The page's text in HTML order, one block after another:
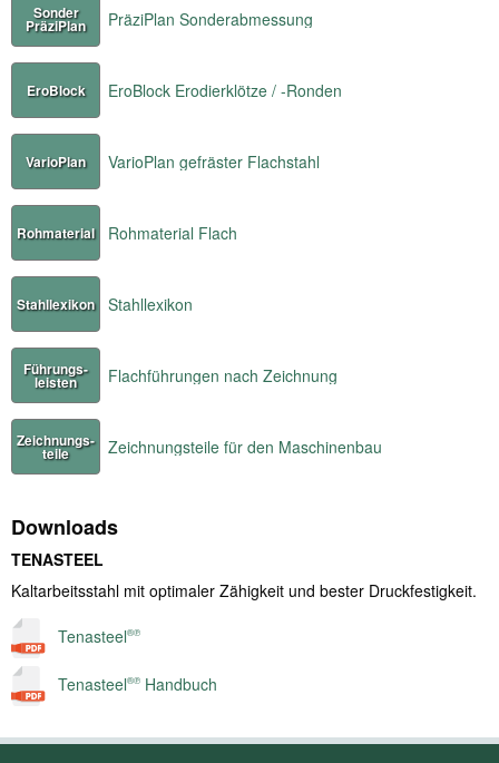
Sonder
PräziPlan PräziPlan Sonderabmessung
EroBlock EroBlock Erodierklötze / -Ronden
VarioPlan VarioPlan gefräster Flachstahl
Rohmaterial Rohmaterial Flach
Stahllexikon Stahllexikon
Führungs-
leisten Flachführungen nach Zeichnung
Zeichnungs-
teile Zeichnungsteile für den Maschinenbau
Downloads
TENASTEEL
Kaltarbeitsstahl mit optimaler Zähigkeit und bester Druckfestigkeit.
Tenasteel®℗
Tenasteel®℗ Handbuch